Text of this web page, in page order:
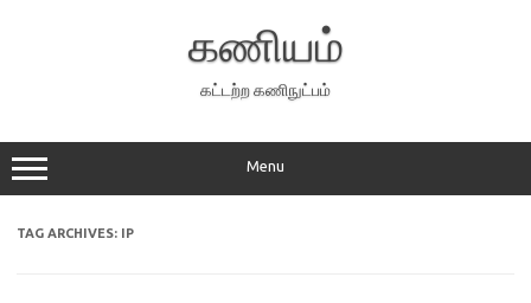
கணியம்
கட்டற்ற கணிநுட்பம்
Menu
TAG ARCHIVES: IP